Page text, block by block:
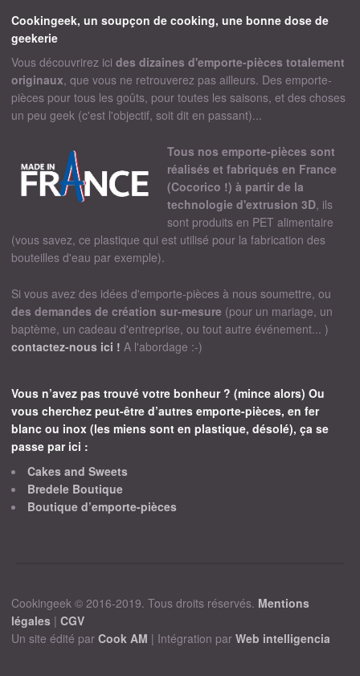
Cookingeek, un soupçon de cooking, une bonne dose de
geekerie
Vous découvrirez ici des dizaines d'emporte-pièces totalement
originaux, que vous ne retrouverez pas ailleurs. Des emporte-
pièces pour tous les goûts, pour toutes les saisons, et des choses
un peu geek (c'est l'objectif, soit dit en passant)...
Tous nos emporte-pièces sont
réalisés et fabriqués en France
(Cocorico !) à partir de la
technologie d'extrusion 3D, ils
sont produits en PET alimentaire
(vous savez, ce plastique qui est utilisé pour la fabrication des
bouteilles d'eau par exemple).
Si vous avez des idées d'emporte-pièces à nous soumettre, ou
des demandes de création sur-mesure (pour un mariage, un
baptème, un cadeau d'entreprise, ou tout autre événement... )
contactez-nous ici ! A l'abordage :-)
Vous n’avez pas trouvé votre bonheur ? (mince alors) Ou
vous cherchez peut-être d’autres emporte-pièces, en fer
blanc ou inox (les miens sont en plastique, désolé), ça se
passe par ici :
Cakes and Sweets
Bredele Boutique
Boutique d’emporte-pièces
Cookingeek © 2016-2019. Tous droits réservés. Mentions
légales | CGV
Un site édité par Cook AM | Intégration par Web intelligencia